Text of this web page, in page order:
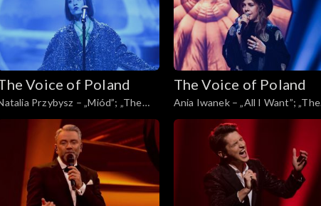
Voice of Poland
Przybysz – „Miód”; „The
Voice of Poland”, Finał, 30
listopada 2024
The Voice of Poland
Ania Iwanek – „All I Want”; „The
Voice of Poland”, Finał, 30
listopada 2024